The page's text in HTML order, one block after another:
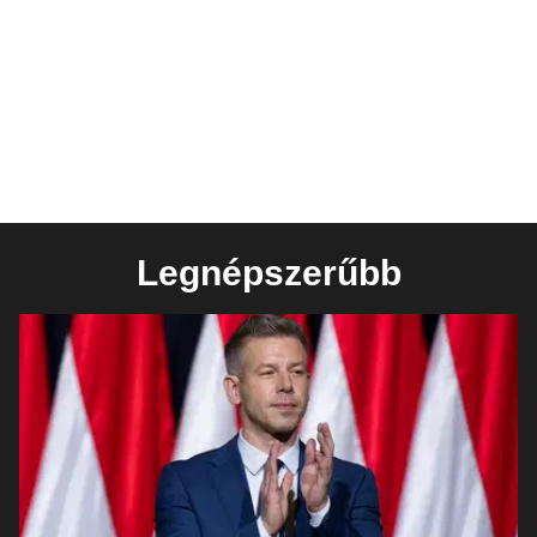
Legnépszerűbb